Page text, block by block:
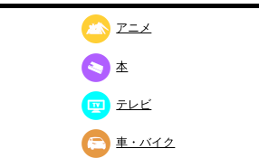
アニメ
本
テレビ
車・バイク